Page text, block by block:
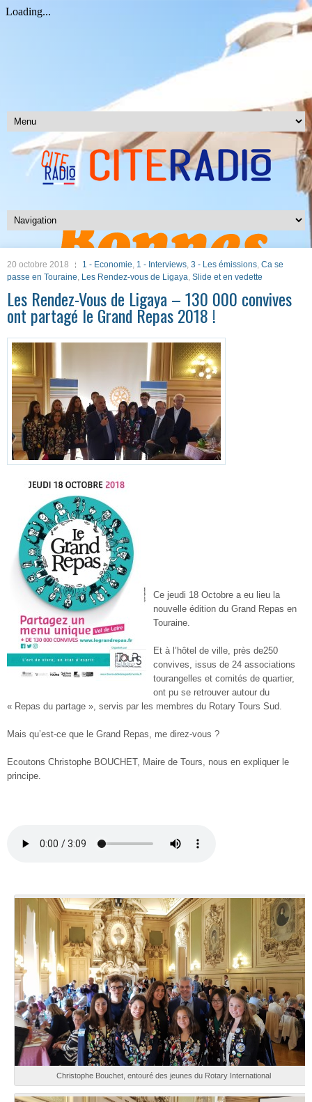
20 octobre 2018 1 - Economie, 1 - Interviews, 3 - Les émissions, Ca se
passe en Touraine, Les Rendez-vous de Ligaya, Slide et en vedette
Les Rendez-Vous de Ligaya – 130 000 convives
ont partagé le Grand Repas 2018 !
Ce jeudi 18 Octobre a eu lieu la
nouvelle édition du Grand Repas en
Touraine.
Et à l’hôtel de ville, près de250
convives, issus de 24 associations
tourangelles et comités de quartier,
ont pu se retrouver autour du
« Repas du partage », servis par les membres du Rotary Tours Sud.
Mais qu’est-ce que le Grand Repas, me direz-vous ?
Ecoutons Christophe BOUCHET, Maire de Tours, nous en expliquer le
principe.
Christophe Bouchet, entouré des jeunes du Rotary International